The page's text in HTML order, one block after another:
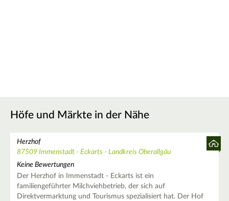
Höfe und Märkte in der Nähe
Herzhof
87509 Immenstadt - Eckarts - Landkreis Oberallgäu
Keine Bewertungen
Der Herzhof in Immenstadt - Eckarts ist ein
familiengeführter Milchviehbetrieb, der sich auf
Direktvermarktung und Tourismus spezialisiert hat. Der Hof